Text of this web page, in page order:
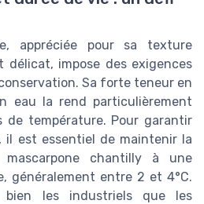
appréciée pour sa texture
impose des exigences
Sa forte teneur en
eau la rend particulièrement
de température. Pour garantir
il est essentiel de maintenir la
chantilly à une
généralement entre 2 et 4°C.
bien les industriels que les